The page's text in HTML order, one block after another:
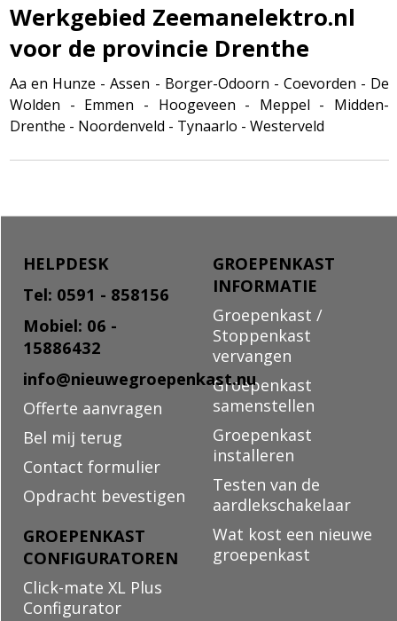
Werkgebied Zeemanelektro.nl
voor de provincie Drenthe
Aa en Hunze - Assen - Borger-Odoorn - Coevorden - De
Wolden - Emmen - Hoogeveen - Meppel - Midden-
Drenthe - Noordenveld - Tynaarlo - Westerveld
GROEPENKAST
INFORMATIE
Groepenkast /
Stoppenkast
vervangen
Groepenkast
samenstellen
Groepenkast
installeren
Testen van de
aardlekschakelaar
Wat kost een nieuwe
groepenkast
HELPDESK
Tel: 0591 - 858156
Mobiel: 06 -
15886432
info@nieuwegroepenkast.nu
Offerte aanvragen
Bel mij terug
Contact formulier
Opdracht bevestigen
GROEPENKAST
CONFIGURATOREN
Click-mate XL Plus
Configurator